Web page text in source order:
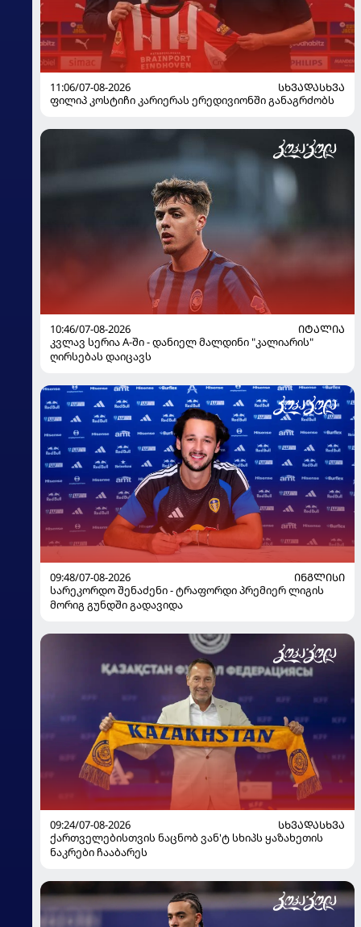
11:06/07-08-2026
ᲡᲮᲕᲐᲓᲐᲡᲮᲕᲐ
ფილიპ კოსტიჩი კარიერას ერედივიონში განაგრძობს
10:46/07-08-2026
ᲘᲢᲐᲚᲘᲐ
კვლავ სერია A-ში - დანიელ მალდინი "კალიარის"
ღირსებას დაიცავს
09:48/07-08-2026
ᲘᲜᲒᲚᲘᲡᲘ
სარეკორდო შენაძენი - ტრაფორდი პრემიერ ლიგის
მორიგ გუნდში გადავიდა
09:24/07-08-2026
ᲡᲮᲕᲐᲓᲐᲡᲮᲕᲐ
ქართველებისთვის ნაცნობ ვან'ტ სხიპს ყაზახეთის
ნაკრები ჩააბარეს